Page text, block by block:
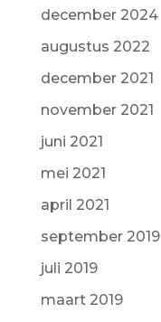
december 2024
augustus 2022
december 2021
november 2021
juni 2021
mei 2021
april 2021
september 2019
juli 2019
maart 2019